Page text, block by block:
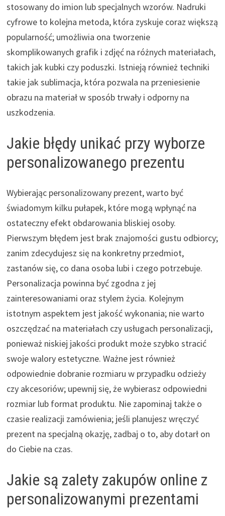
stosowany do imion lub specjalnych wzorów. Nadruki
cyfrowe to kolejna metoda, która zyskuje coraz większą
popularność; umożliwia ona tworzenie
skomplikowanych grafik i zdjęć na różnych materiałach,
takich jak kubki czy poduszki. Istnieją również techniki
takie jak sublimacja, która pozwala na przeniesienie
obrazu na materiał w sposób trwały i odporny na
uszkodzenia.
Jakie błędy unikać przy wyborze
personalizowanego prezentu
Wybierając personalizowany prezent, warto być
świadomym kilku pułapek, które mogą wpłynąć na
ostateczny efekt obdarowania bliskiej osoby.
Pierwszym błędem jest brak znajomości gustu odbiorcy;
zanim zdecydujesz się na konkretny przedmiot,
zastanów się, co dana osoba lubi i czego potrzebuje.
Personalizacja powinna być zgodna z jej
zainteresowaniami oraz stylem życia. Kolejnym
istotnym aspektem jest jakość wykonania; nie warto
oszczędzać na materiałach czy usługach personalizacji,
ponieważ niskiej jakości produkt może szybko stracić
swoje walory estetyczne. Ważne jest również
odpowiednie dobranie rozmiaru w przypadku odzieży
czy akcesoriów; upewnij się, że wybierasz odpowiedni
rozmiar lub format produktu. Nie zapominaj także o
czasie realizacji zamówienia; jeśli planujesz wręczyć
prezent na specjalną okazję, zadbaj o to, aby dotarł on
do Ciebie na czas.
Jakie są zalety zakupów online z
personalizowanymi prezentami